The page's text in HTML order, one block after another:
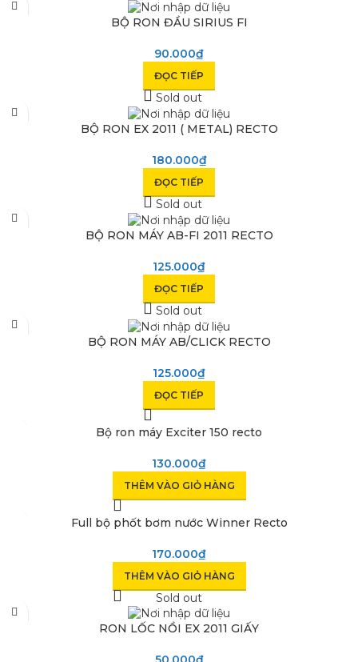
BỘ RON ĐẦU SIRIUS FI
90.000₫
ĐỌC TIẾP
Sold out
BỘ RON EX 2011 ( METAL) RECTO
180.000₫
ĐỌC TIẾP
Sold out
BỘ RON MÁY AB-FI 2011 RECTO
125.000₫
ĐỌC TIẾP
Sold out
BỘ RON MÁY AB/CLICK RECTO
125.000₫
ĐỌC TIẾP
Bộ ron máy Exciter 150 recto
130.000₫
THÊM VÀO GIỎ HÀNG
Full bộ phốt bơm nước Winner Recto
170.000₫
THÊM VÀO GIỎ HÀNG
Sold out
RON LỐC NỒI EX 2011 GIẤY